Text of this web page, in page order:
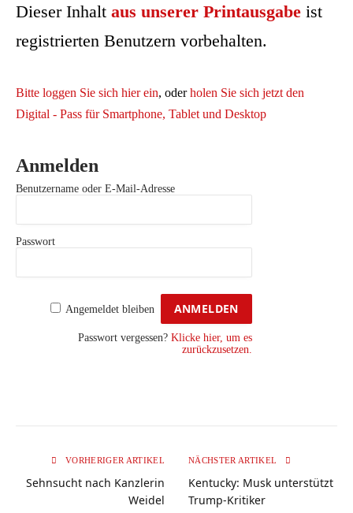
Dieser Inhalt aus unserer Printausgabe ist
registrierten Benutzern vorbehalten.
Bitte loggen Sie sich hier ein, oderholen Sie sich jetzt den
Digital - Pass für Smartphone, Tablet und Desktop
Anmelden
Benutzername oder E-Mail-Adresse
Passwort
Angemeldet bleiben
Passwort vergessen? Klicke hier, um es
zurückzusetzen.
VORHERIGER ARTIKEL
Sehnsucht nach Kanzlerin
Weidel
NÄCHSTER ARTIKEL
Kentucky: Musk unterstützt
Trump-Kritiker